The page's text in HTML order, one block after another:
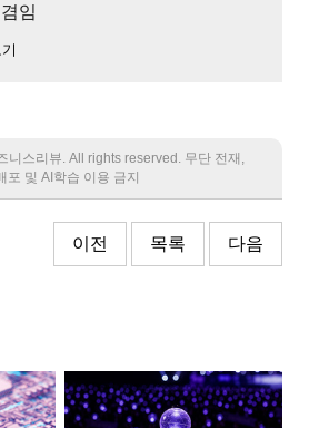
임
스리뷰. All rights reserved. 무단 전재,
포 및 AI학습 이용 금지
이전 목록 다음